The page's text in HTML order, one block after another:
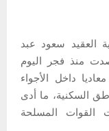
العقيد سعود عبد
منذ فجر اليوم
باليستيا معاديا داخل الأجواء
السكنية، ما أدى
المسلحة